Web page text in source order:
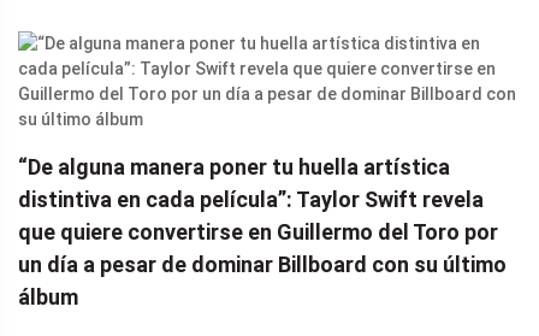
“De alguna manera poner tu huella artística
distintiva en cada película”: Taylor Swift revela
que quiere convertirse en Guillermo del Toro por
un día a pesar de dominar Billboard con su último
álbum